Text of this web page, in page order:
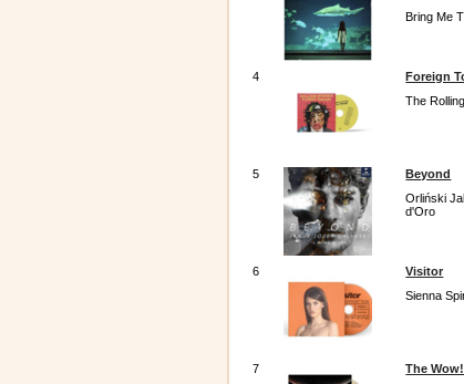
Bring Me
4
Foreign
The
5
Beyond
Orliński
d'Oro
6
Visitor
Sienna
7
The